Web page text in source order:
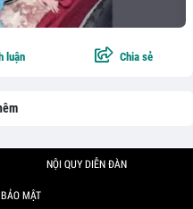
luận Chia sẻ
NỘI QUY DIỄN ĐÀN
MẬT